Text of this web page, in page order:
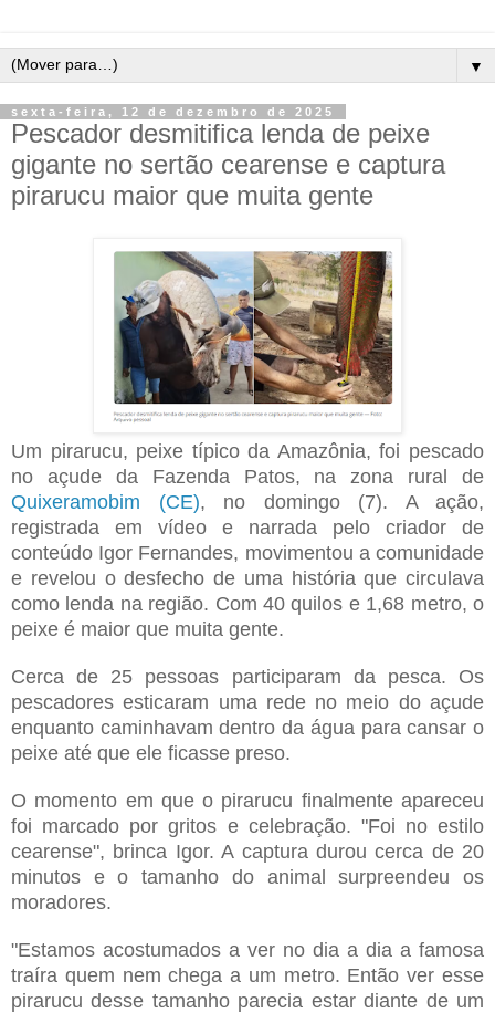
▼
sexta-feira, 12 de dezembro de 2025
Pescador desmitifica lenda de peixe
gigante no sertão cearense e captura
pirarucu maior que muita gente
Um pirarucu, peixe típico da Amazônia, foi pescado
no açude da Fazenda Patos, na zona rural de
Quixeramobim (CE), no domingo (7). A ação,
registrada em vídeo e narrada pelo criador de
conteúdo Igor Fernandes, movimentou a comunidade
e revelou o desfecho de uma história que circulava
como lenda na região. Com 40 quilos e 1,68 metro, o
peixe é maior que muita gente.
Cerca de 25 pessoas participaram da pesca. Os
pescadores esticaram uma rede no meio do açude
enquanto caminhavam dentro da água para cansar o
peixe até que ele ficasse preso.
O momento em que o pirarucu finalmente apareceu
foi marcado por gritos e celebração. "Foi no estilo
cearense", brinca Igor. A captura durou cerca de 20
minutos e o tamanho do animal surpreendeu os
moradores.
"Estamos acostumados a ver no dia a dia a famosa
traíra quem nem chega a um metro. Então ver esse
pirarucu desse tamanho parecia estar diante de um